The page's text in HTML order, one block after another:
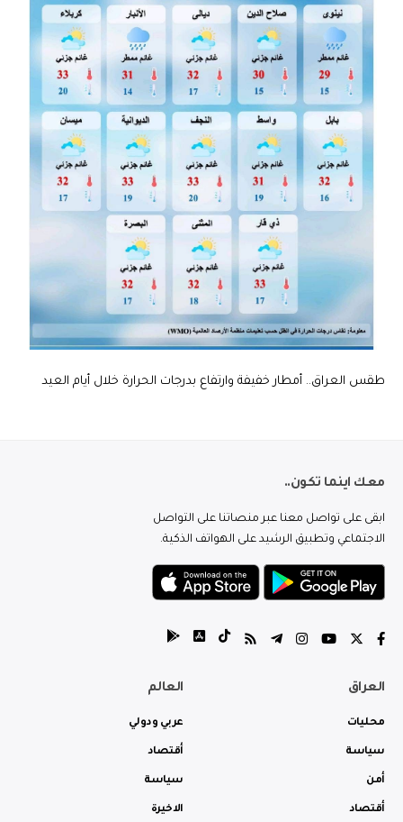
طقس العراق.. أمطار خفيفة وارتفاع بدرجات الحرارة خلال أيام العيد
معك اينما تكون..
ابقى على تواصل معنا عبر منصاتنا على التواصل
الاجتماعي وتطبيق الرشيد على الهواتف الذكية.
العراق
محليات
سياسة
أمن
أقتصاد
العالم
عربي ودولي
أقتصاد
سياسة
الاخيرة